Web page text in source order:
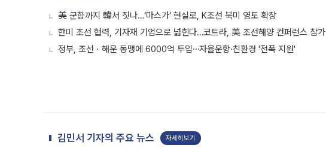
美 군함까지 韓서 짓나…‘마스가’ 현실로, K조선 북미 영토 확장
한미 조선 협력, 기자재 기업으로 넓힌다…코트라, 美 조선해양 컨퍼런스 참가
정부, 조선ㆍ해운 동맹에 6000억 투입⋯자율운항·친환경 '전폭 지원'
김민서 기자의 주요 뉴스 자세히보기